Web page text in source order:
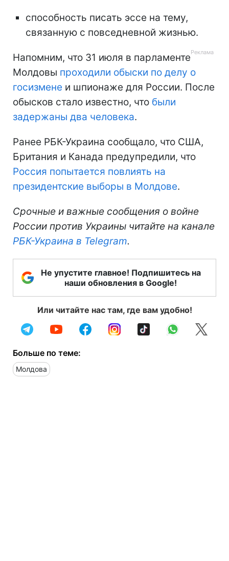
способность писать эссе на тему,
связанную с повседневной жизнью.
Напомним, что 31 июля в парламенте
Молдовы проходили обыски по делу о
госизмене и шпионаже для России. После
обысков стало известно, что были
задержаны два человека.
Ранее РБК-Украина сообщало, что США,
Британия и Канада предупредили, что
Россия попытается повлиять на
президентские выборы в Молдове.
Срочные и важные сообщения о войне
России против Украины читайте на канале
РБК-Украина в Telegram.
Не упустите главное! Подпишитесь на
наши обновления в Google!
Или читайте нас там, где вам удобно!
Больше по теме:
Молдова